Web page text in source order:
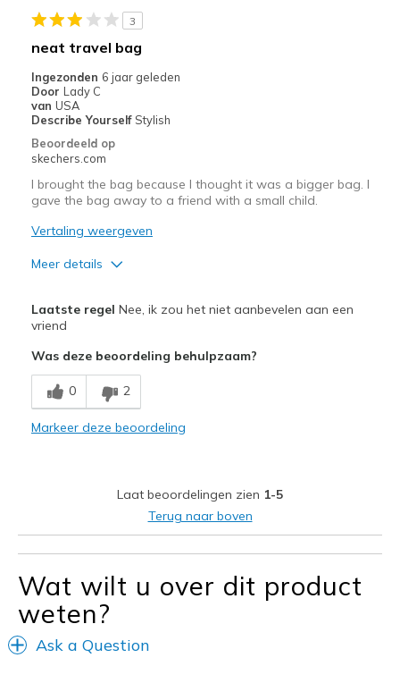
Beste toepassingen
Casual Wear
Going Out
Travel
Width
Sizing
Feels full size too small
View On Shoes
I'm Into Shoes
3
neat travel bag
Ingezonden 6 jaar geleden
Door Lady C
van USA
Describe Yourself Stylish
Beoordeeld op
skechers.com
I brought the bag because I thought it was a bigger bag. I
gave the bag away to a friend with a small child.
Vertaling weergeven
Meer details
Attractive Design
Durable
Stylish
Minpunten
Poor Cushioning
Going Out
Travel
Laatste regel Nee, ik zou het niet aanbevelen aan een
vriend
Was deze beoordeling behulpzaam?
0 2
Markeer deze beoordeling
Laat beoordelingen zien 1-5
Terug naar boven
Wat wilt u over dit product
weten?
Ask a Question